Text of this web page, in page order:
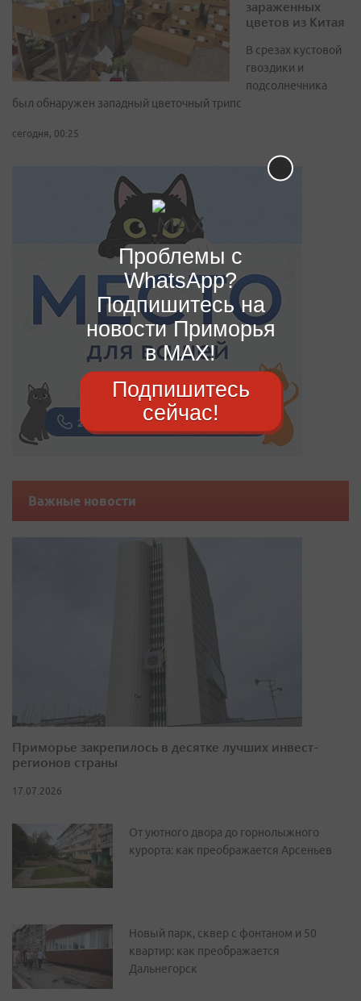
зараженных
цветов из Китая
В срезах кустовой
гвоздики и
подсолнечника
был обнаружен западный цветочный трипс
сегодня, 00:25
Важные новости
Приморье закрепилось в десятке лучших инвест-
регионов страны
17.07.2026
От уютного двора до горнолыжного
курорта: как преображается Арсеньев
Новый парк, сквер с фонтаном и 50
квартир: как преображается
Дальнегорск
Проблемы с
WhatsApp?
Подпишитесь на
новости Приморья
в MAX!
Подпишитесь
сейчас!